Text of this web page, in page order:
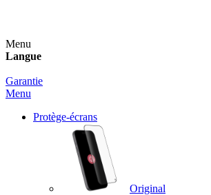
Menu
Langue
Garantie
Menu
Protège-écrans
Original